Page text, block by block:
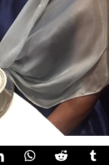
premiação para mulheres
em Lisboa, Portugal